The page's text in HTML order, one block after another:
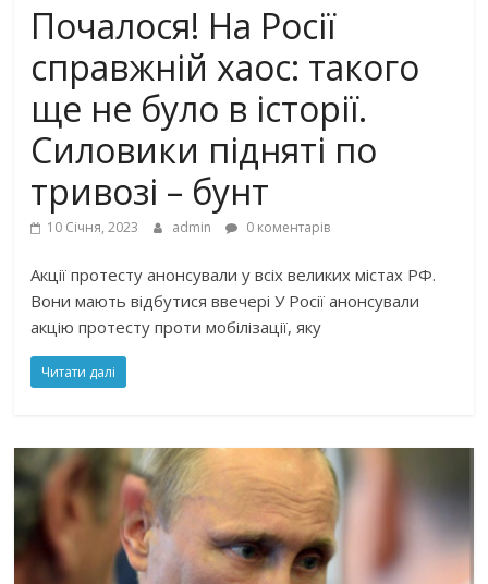
Почалося! На Росії
справжній хаос: такого
ще не було в історії.
Силовики підняті по
тривозі – бунт
10 Січня, 2023 admin 0 коментарів
Акції протесту анонсували у всіх великих містах РФ.
Вони мають відбутися ввечері У Росії анонсували
акцію протесту проти мобілізації, яку
Читати далі